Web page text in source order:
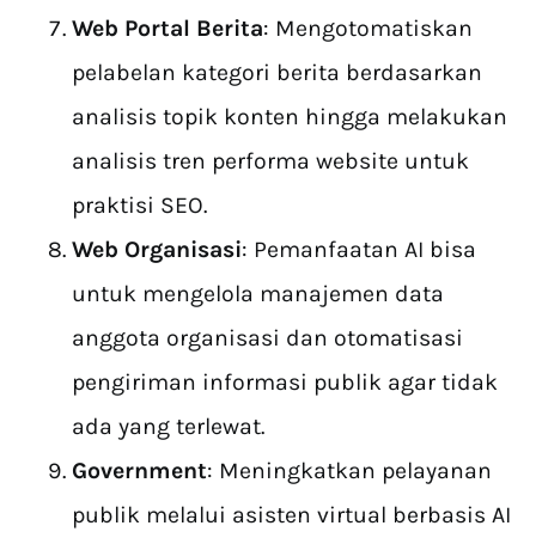
Web Portal Berita: Mengotomatiskan
pelabelan kategori berita berdasarkan
analisis topik konten hingga melakukan
analisis tren performa website untuk
praktisi SEO.
Web Organisasi: Pemanfaatan AI bisa
untuk mengelola manajemen data
anggota organisasi dan otomatisasi
pengiriman informasi publik agar tidak
ada yang terlewat.
Government: Meningkatkan pelayanan
publik melalui asisten virtual berbasis AI